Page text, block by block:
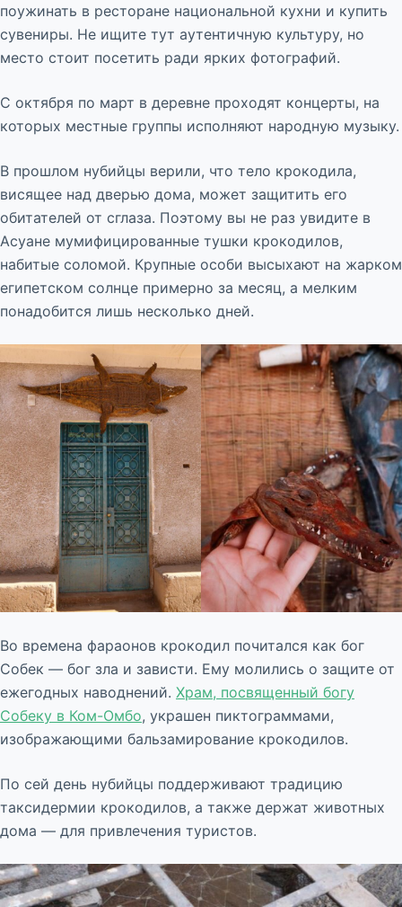
поужинать в ресторане национальной кухни и купить
сувениры. Не ищите тут аутентичную культуру, но
место стоит посетить ради ярких фотографий.
С октября по март в деревне проходят концерты, на
которых местные группы исполняют народную музыку.
В прошлом нубийцы верили, что тело крокодила,
висящее над дверью дома, может защитить его
обитателей от сглаза. Поэтому вы не раз увидите в
Асуане мумифицированные тушки крокодилов,
набитые соломой. Крупные особи высыхают на жарком
египетском солнце примерно за месяц, а мелким
понадобится лишь несколько дней.
Во времена фараонов крокодил почитался как бог
Собек — бог зла и зависти. Ему молились о защите от
ежегодных наводнений. Храм, посвященный богу
Собеку в Ком-Омбо, украшен пиктограммами,
изображающими бальзамирование крокодилов.
По сей день нубийцы поддерживают традицию
таксидермии крокодилов, а также держат животных
дома — для привлечения туристов.